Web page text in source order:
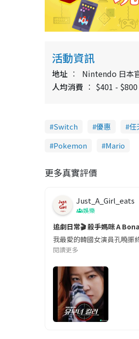
活動資訊
地址
Nintendo 日本
人均消費
$401 - $800
Switch 優惠 任
Pokemon
Mario
更多真實評價
Just_A_Girl_eats
娛樂
追劇日常🎬 殺手媽咪 A
我最愛的韓國女演員孔曉振
閱讀更多